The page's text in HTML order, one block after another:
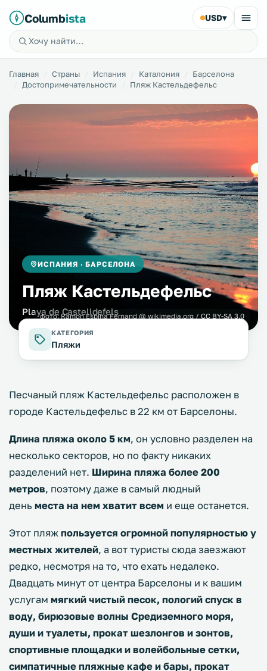
Columbista USD▾
Главная Страны Испания Каталония
Барселона
Достопримечательности
Пляж Кастельдефельс
ИСПАНИЯ · БАРСЕЛОНА
Пляж Кастельдефельс
Playa de Castelldefels
фото: Ramon Espiña Fernand @ wikimedia.org / CC BY-SA 3.0
КАТЕГОРИЯ
Пляжи
Песчаный пляж Кастельдефельс расположен в
городе Кастельдефельс в 22 км от Барселоны.
Длина пляжа около 5 км, он условно разделен на
несколько секторов, но по факту никаких
разделений нет. Ширина пляжа более 200
метров, поэтому даже в самый людный
день места на нем хватит всем и еще останется.
Этот пляж пользуется огромной популярностью у
местных жителей, а вот туристы сюда заезжают
редко, несмотря на то, что ехать недалеко.
Двадцать минут от центра Барселоны и к вашим
услугам мягкий чистый песок, пологий спуск в
воду, бирюзовые волны Средиземного моря,
души и туалеты, прокат шезлонгов и зонтов,
спортивные площадки и волейбольные сетки,
симпатичные пляжные кафе и бары, прокат